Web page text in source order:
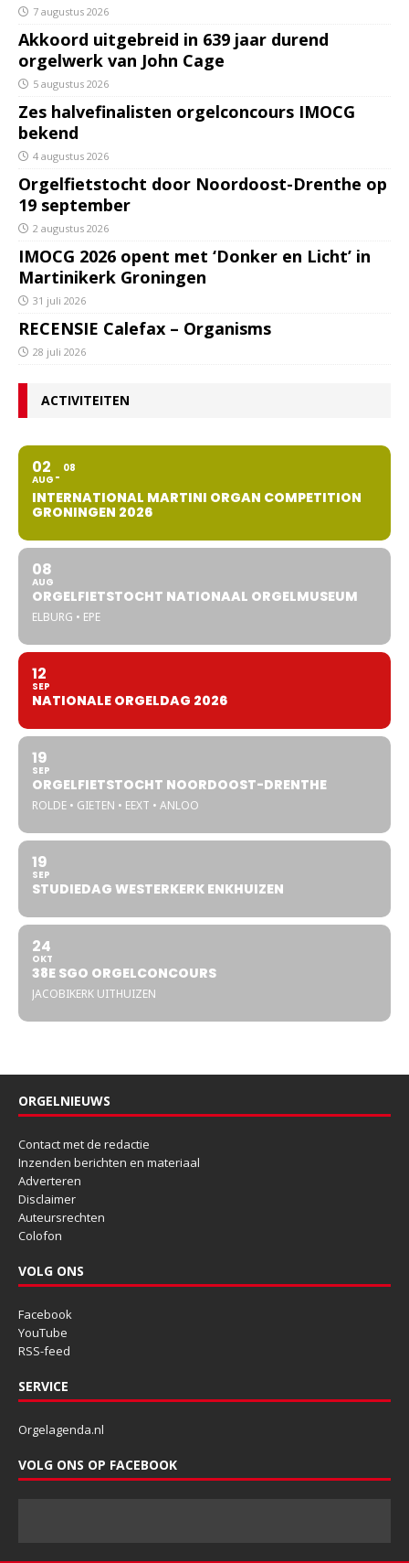
7 augustus 2026
Akkoord uitgebreid in 639 jaar durend
orgelwerk van John Cage
5 augustus 2026
Zes halvefinalisten orgelconcours IMOCG
bekend
4 augustus 2026
Orgelfietstocht door Noordoost-Drenthe op
19 september
2 augustus 2026
IMOCG 2026 opent met ‘Donker en Licht’ in
Martinikerk Groningen
31 juli 2026
RECENSIE Calefax – Organisms
28 juli 2026
ACTIVITEITEN
02
AUG
08
INTERNATIONAL MARTINI ORGAN COMPETITION
GRONINGEN 2026
08
AUG
ORGELFIETSTOCHT NATIONAAL ORGELMUSEUM
ELBURG • EPE
12
SEP
NATIONALE ORGELDAG 2026
19
SEP
ORGELFIETSTOCHT NOORDOOST-DRENTHE
ROLDE • GIETEN • EEXT • ANLOO
19
SEP
STUDIEDAG WESTERKERK ENKHUIZEN
24
OKT
38E SGO ORGELCONCOURS
JACOBIKERK UITHUIZEN
ORGELNIEUWS
Contact met de redactie
Inzenden berichten en materiaal
Adverteren
Disclaimer
Auteursrechten
Colofon
VOLG ONS
Facebook
YouTube
RSS-feed
SERVICE
Orgelagenda.nl
VOLG ONS OP FACEBOOK